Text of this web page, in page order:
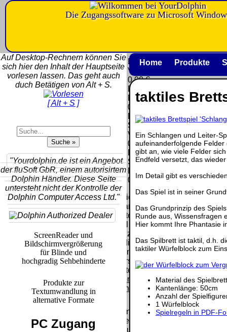
taktiles
Ein Schlangen und Leiter-
aufeinanderfolgende
gibt an, wie viele Felder
Endfeld versetzt, das
Im Detail gibt es
Das Spiel ist in seiner
Das Grundprinzip des
Runde aus, Wissensfragen
Hier kommt Ihre Phantasie
Das Spilbrett ist taktil, d.h.
taktiler Würfelblock zum
Material des
Kantenlänge: 50cm
Anzahl der
1 Würfelblock
Spielregeln in PDF-
Home Produkte
Auf Desktop-Rechnern können Sie
sich hier den Inhalt der Hauptseite
vorlesen lassen. Das geht auch
duch Betätigen von Alt + S.
[ Alt + S ]
"Yourdolphin.de ist ein Angebot
der fluSoft GbR, einem autorisirtem
Dolphin Händler. Diese Seite
untersteht nicht der Kontrolle der
Dolphin Computer Access Ltd."
ScreenReader und
Bildschirmvergrößerung
für Blinde und
hochgradig Sehbehinderte
Produkte zur
Textumwandlung in
alternative Formate
PC Zugang
Die Zugangssoftware zu Microsoft
Code:
Deutschland
Nachnahme:
8.95 €
Deutschland
Vorkasse: 6.95
€
Schweiz)
Vorkasse:
20.00 €
EU (inkl.
Schweiz)
PayPal: 20.00
€
Der Versand erfolgt
als versichertes
Selbstabholung
vom Büro oder
von
0.00 €
Deutschland
Vorkasse:
0.00 €
Deutschland
PayPal:
0.00 €
EU (inkl.
Schweiz)
Vorkasse:
0.00 €
EU (inkl.
Schweiz)
PayPal:
0.00 €
Bei dieser
Versandart
erhalten Sie per
Email z.B. einen
Lizenzschlüssel
und die
Rechnung /
Lieferschein. Sie
erhalten also
keinen
Datenträger.
Die in diesem Dokument genannten
Warenzeichen sind Eigentum der jeweiligen
Firmen. Preisänderungen, Irrtümer und
Wir sind
[] []